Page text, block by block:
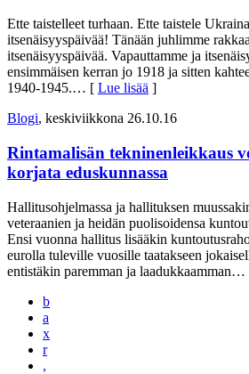
Ette taistelleet turhaan. Ette taistele
itsenäisyyspäivää! Tänään juhlimme
itsenäisyyspäivää. Vapauttamme ja
ensimmäisen kerran jo 1918 ja sitten
1940-1945.… [ Lue lisää ]
Blogi, keskiviikkona 26.10.16
Rintamalisän tekninenleikkaus
korjata eduskunnassa
Hallitusohjelmassa ja hallituksen
veteraanien ja heidän puolisoidensa
Ensi vuonna hallitus lisääkin
eurolla tuleville vuosille taatakseen
entistäkin paremman ja laadukkaamman…
b
a
x
r
,